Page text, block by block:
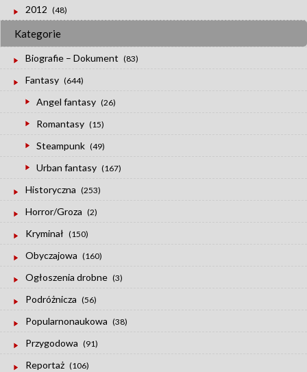
2012 (48)
Kategorie
Biografie – Dokument (83)
Fantasy (644)
Angel fantasy (26)
Romantasy (15)
Steampunk (49)
Urban fantasy (167)
Historyczna (253)
Horror/Groza (2)
Kryminał (150)
Obyczajowa (160)
Ogłoszenia drobne (3)
Podróżnicza (56)
Popularnonaukowa (38)
Przygodowa (91)
Reportaż (106)